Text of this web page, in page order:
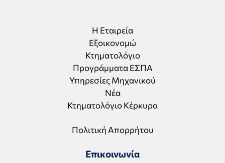
Η Εταιρεία
Εξοικονομώ
Κτηματολόγιο
Προγράμματα ΕΣΠΑ
Υπηρεσίες Μηχανικού
Νέα
Κτηματολόγιο Κέρκυρα
Πολιτική Απορρήτου
Επικοινωνία